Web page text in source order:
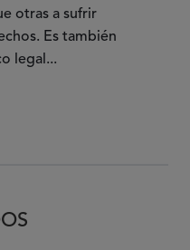
otras a sufrir
Es también
legal...